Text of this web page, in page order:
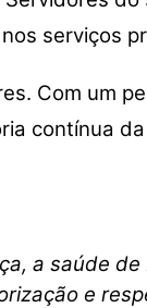
serviços
Com um
contínua
a saúde
e